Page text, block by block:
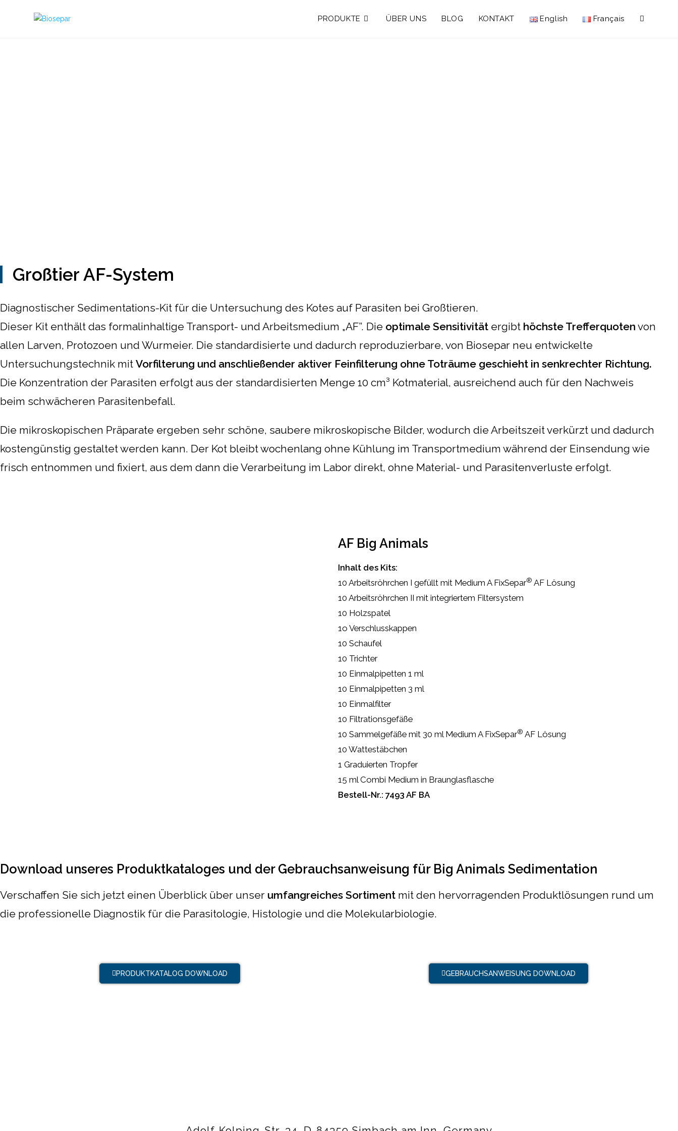
PRODUKTE ÜBER UNS BLOG KONTAKT English Français
Großtier AF-System
Diagnostischer Sedimentations-Kit für die Untersuchung des Kotes auf Parasiten bei Großtieren.
Dieser Kit enthält das formalinhaltige Transport- und Arbeitsmedium „AF”. Die optimale Sensitivität ergibt höchste Trefferquoten von
allen Larven, Protozoen und Wurmeier. Die standardisierte und dadurch reproduzierbare, von Biosepar neu entwickelte
Untersuchungstechnik mit Vorfilterung und anschließender aktiver Feinfilterung ohne Toträume geschieht in senkrechter Richtung.
Die Konzentration der Parasiten erfolgt aus der standardisierten Menge 10 cm³ Kotmaterial, ausreichend auch für den Nachweis
beim schwächeren Parasitenbefall.
Die mikroskopischen Präparate ergeben sehr schöne, saubere mikroskopische Bilder, wodurch die Arbeitszeit verkürzt und dadurch
kostengünstig gestaltet werden kann. Der Kot bleibt wochenlang ohne Kühlung im Transportmedium während der Einsendung wie
frisch entnommen und fixiert, aus dem dann die Verarbeitung im Labor direkt, ohne Material- und Parasitenverluste erfolgt.
AF Big Animals
Inhalt des Kits:
10 Arbeitsröhrchen I gefüllt mit Medium A FixSepar® AF Lösung
10 Arbeitsröhrchen II mit integriertem Filtersystem
10 Holzspatel
1o Verschlusskappen
10 Schaufel
10 Trichter
10 Einmalpipetten 1 ml
10 Einmalpipetten 3 ml
10 Einmalfilter
10 Filtrationsgefäße
10 Sammelgefäße mit 30 ml Medium A FixSepar® AF Lösung
10 Wattestäbchen
1 Graduierten Tropfer
15 ml Combi Medium in Braunglasflasche
Bestell-Nr.: 7493 AF BA
Download unseres Produktkataloges und der Gebrauchsanweisung für Big Animals Sedimentation
Verschaffen Sie sich jetzt einen Überblick über unser umfangreiches Sortiment mit den hervorragenden Produktlösungen rund um
die professionelle Diagnostik für die Parasitologie, Histologie und die Molekularbiologie.
PRODUKTKATALOG DOWNLOAD GEBRAUCHSANWEISUNG DOWNLOAD